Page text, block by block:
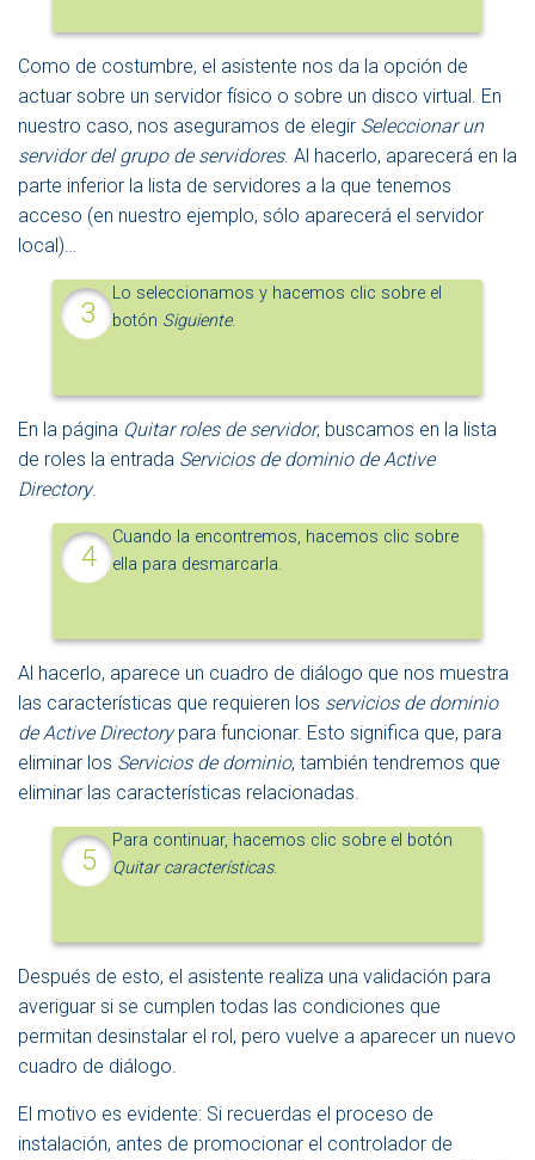
Como de costumbre, el asistente nos da la opción de
actuar sobre un servidor físico o sobre un disco virtual. En
nuestro caso, nos aseguramos de elegir Seleccionar un
servidor del grupo de servidores. Al hacerlo, aparecerá en la
parte inferior la lista de servidores a la que tenemos
acceso (en nuestro ejemplo, sólo aparecerá el servidor
local)…
Lo seleccionamos y hacemos clic sobre el
botón Siguiente.
En la página Quitar roles de servidor, buscamos en la lista
de roles la entrada Servicios de dominio de Active
Directory.
Cuando la encontremos, hacemos clic sobre
ella para desmarcarla.
Al hacerlo, aparece un cuadro de diálogo que nos muestra
las características que requieren los servicios de dominio
de Active Directorypara funcionar. Esto significa que, para
eliminar los Servicios de dominio, también tendremos que
eliminar las características relacionadas.
Para continuar, hacemos clic sobre el botón
Quitar características.
Después de esto, el asistente realiza una validación para
averiguar si se cumplen todas las condiciones que
permitan desinstalar el rol, pero vuelve a aparecer un nuevo
cuadro de diálogo.
El motivo es evidente: Si recuerdas el proceso de
instalación, antes de promocionar el controlador de